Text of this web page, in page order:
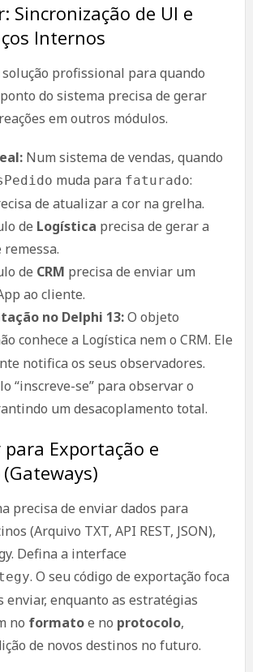
Sincronização de UI e
Internos
profissional para quando
do sistema precisa de gerar
em outros módulos.
Num sistema de vendas, quando
muda para faturado:
de atualizar a cor na grelha.
de Logística precisa de gerar a
remessa.
de CRM precisa de enviar um
ao cliente.
no Delphi 13:O objeto
conhece a Logística nem o CRM. Ele
notifica os seus observadores.
“inscreve-se” para observar o
um desacoplamento total.
para Exportação e
precisa de enviar dados para
(Arquivo TXT, API REST, JSON),
Defina a interface
. O seu código de exportação foca
enviar, enquanto as estratégias
no formatoe no protocolo,
de novos destinos no futuro.